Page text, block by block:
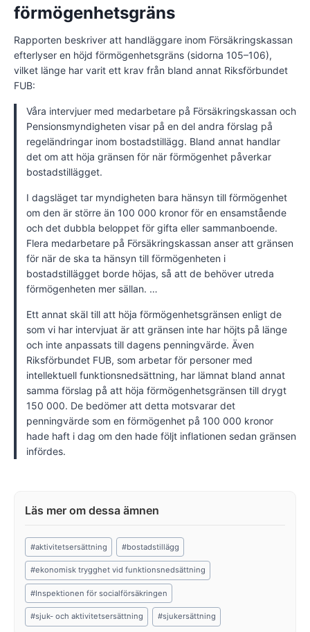
förmögenhetsgräns
Rapporten beskriver att handläggare inom Försäkringskassan
efterlyser en höjd förmögenhetsgräns (sidorna 105–106),
vilket länge har varit ett krav från bland annat Riksförbundet
FUB:
Våra intervjuer med medarbetare på Försäkringskassan och
Pensionsmyndigheten visar på en del andra förslag på
regeländringar inom bostadstillägg. Bland annat handlar
det om att höja gränsen för när förmögenhet påverkar
bostadstillägget.
I dagsläget tar myndigheten bara hänsyn till förmögenhet
om den är större än 100 000 kronor för en ensamstående
och det dubbla beloppet för gifta eller sammanboende.
Flera medarbetare på Försäkringskassan anser att gränsen
för när de ska ta hänsyn till förmögenheten i
bostadstillägget borde höjas, så att de behöver utreda
förmögenheten mer sällan. …
Ett annat skäl till att höja förmögenhetsgränsen enligt de
som vi har intervjuat är att gränsen inte har höjts på länge
och inte anpassats till dagens penningvärde. Även
Riksförbundet FUB, som arbetar för personer med
intellektuell funktionsnedsättning, har lämnat bland annat
samma förslag på att höja förmögenhetsgränsen till drygt
150 000. De bedömer att detta motsvarar det
penningvärde som en förmögenhet på 100 000 kronor
hade haft i dag om den hade följt inflationen sedan gränsen
infördes.
Post
Tags:
#aktivitetsersättning #bostadstillägg
#ekonomisk trygghet vid funktionsnedsättning
#Inspektionen för socialförsäkringen
#sjuk- och aktivitetsersättning #sjukersättning